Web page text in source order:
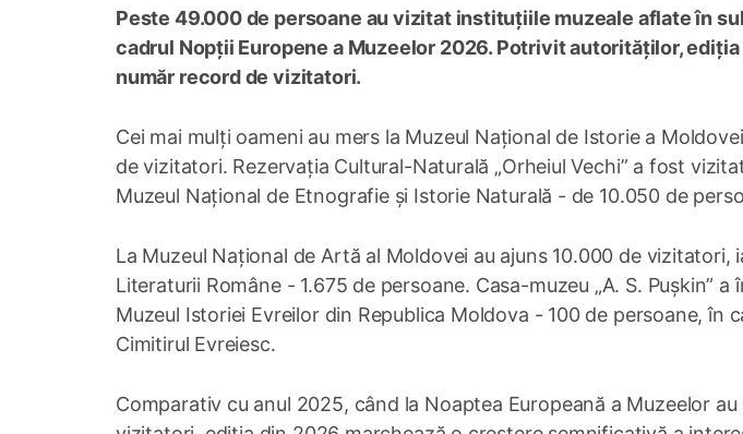
Peste 49.000 de persoane au vizitat instituțiile muzeale aflate în
cadrul Nopții Europene a Muzeelor 2026. Potrivit autorităților,
număr record de vizitatori.
Cei mai mulți oameni au mers la Muzeul Național de Istorie a
de vizitatori. Rezervația Cultural-Naturală „Orheiul Vechi” a fost
Muzeul Național de Etnografie și Istorie Naturală - de 10.050 de
La Muzeul Național de Artă al Moldovei au ajuns 10.000 de vizitatori,
Literaturii Române - 1.675 de persoane. Casa-muzeu „A. S. Pușkin”
Muzeul Istoriei Evreilor din Republica Moldova - 100 de persoane, în
Cimitirul Evreiesc.
Comparativ cu anul 2025, când la Noaptea Europeană a Muzeelor